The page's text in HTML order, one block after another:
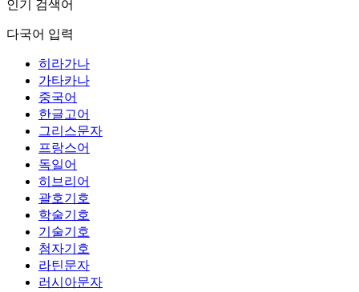
인기 검색어
다국어 입력
히라가나
가타카나
중국어
한글고어
그리스문자
프랑스어
독일어
히브리어
괄호기호
학술기호
기술기호
첨자기호
라틴문자
러시아문자